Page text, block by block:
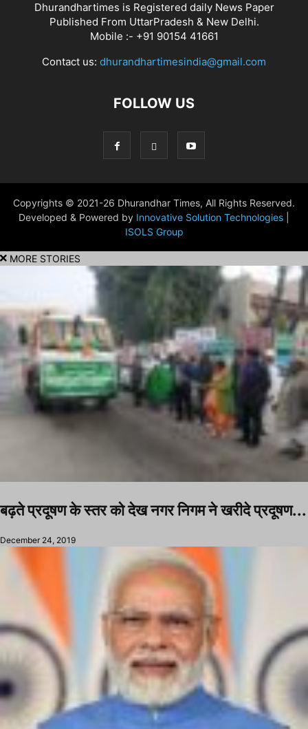
Dhurandhartimes is Registered daily News Paper
Published From UttarPradesh & New Delhi.
Mobile :- +91 90154 41661
Contact us: dhurandhartimesindia@gmail.com
FOLLOW US
Copyrights © 2021-26 Dhurandhar Times, All Rights Reserved.
Developed & Powered by Innovative Solution Technologies
ISOLS Group
MORE STORIES
बढ़ते प्रदूषण के स्तर को देख नगर निगम ने खरीदे प्रदूषण...
December 24, 2019